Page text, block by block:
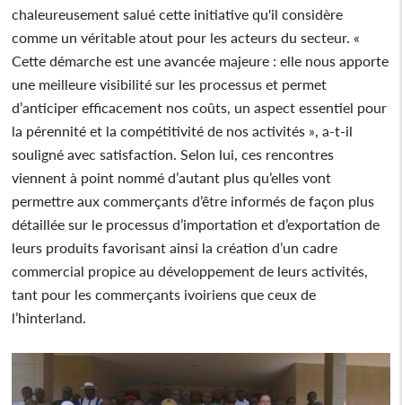
chaleureusement salué cette initiative qu'il considère
comme un véritable atout pour les acteurs du secteur. «
Cette démarche est une avancée majeure : elle nous apporte
une meilleure visibilité sur les processus et permet
d’anticiper efficacement nos coûts, un aspect essentiel pour
la pérennité et la compétitivité de nos activités », a-t-il
souligné avec satisfaction. Selon lui, ces rencontres
viennent à point nommé d’autant plus qu’elles vont
permettre aux commerçants d’être informés de façon plus
détaillée sur le processus d’importation et d’exportation de
leurs produits favorisant ainsi la création d’un cadre
commercial propice au développement de leurs activités,
tant pour les commerçants ivoiriens que ceux de
l’hinterland.